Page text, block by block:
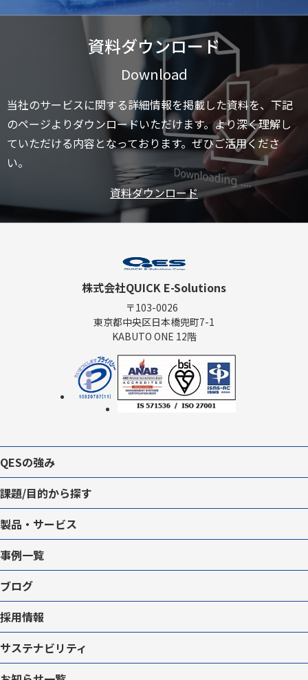
資料ダウンロード
Download
当社のサービスに関する詳細情報を掲載した資料を、下記
のページよりダウンロードいただけます。より深く理解し
ていただける内容となっております。ぜひご活用くださ
い。
資料ダウンロード
株式会社QUICK E-Solutions
〒103-0026
東京都中央区日本橋兜町7-1
KABUTO ONE 12階
QESの強み
課題/目的から探す
製品・サービス
事例一覧
ブログ
採用情報
サステナビリティ